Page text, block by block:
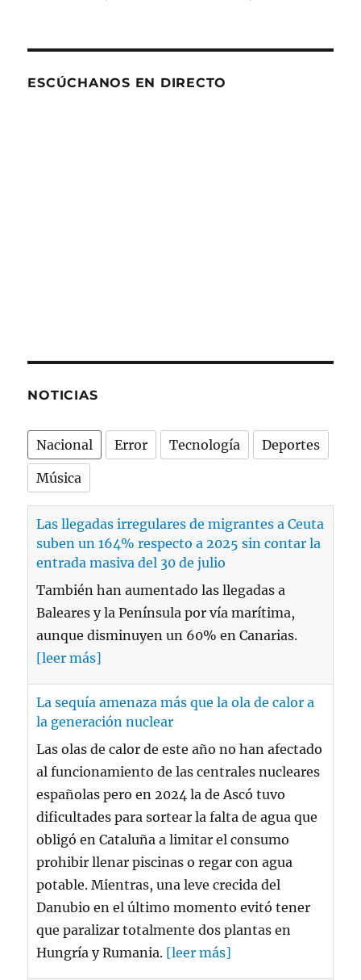
ESCÚCHANOS EN DIRECTO
NOTICIAS
Nacional Error Tecnología Deportes
Música
Las llegadas irregulares de migrantes a Ceuta
suben un 164% respecto a 2025 sin contar la
entrada masiva del 30 de julio
También han aumentado las llegadas a
Baleares y la Península por vía marítima,
aunque disminuyen un 60% en Canarias.
[leer más]
La sequía amenaza más que la ola de calor a
la generación nuclear
Las olas de calor de este año no han afectado
al funcionamiento de las centrales nucleares
españolas pero en 2024 la de Ascó tuvo
dificultades para sortear la falta de agua que
obligó en Cataluña a limitar el consumo
prohibir llenar piscinas o regar con agua
potable. Mientras, una leve crecida del
Danubio en el último momento evitó tener
que paralizar totalmente dos plantas en
Hungría y Rumania. [leer más]